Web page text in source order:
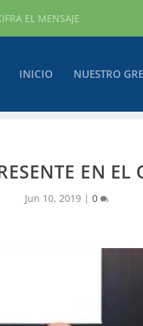
EL MENSAJE
INICIO NUESTRO
EN EL
Jun 10, 2019| 0